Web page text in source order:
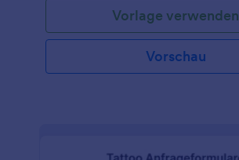
Vorlage verwenden
Vorschau